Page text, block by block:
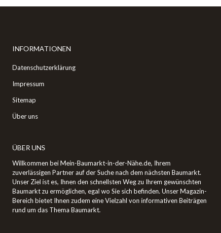
INFORMATIONEN
Datenschutzerklärung
Impressum
Sitemap
Über uns
ÜBER UNS
Willkommen bei Mein-Baumarkt-in-der-Nähe.de, Ihrem
zuverlässigen Partner auf der Suche nach dem nächsten Baumarkt.
Unser Ziel ist es, Ihnen den schnellsten Weg zu Ihrem gewünschten
Baumarkt zu ermöglichen, egal wo Sie sich befinden. Unser Magazin-
Bereich bietet Ihnen zudem eine Vielzahl von informativen Beiträgen
rund um das Thema Baumarkt.